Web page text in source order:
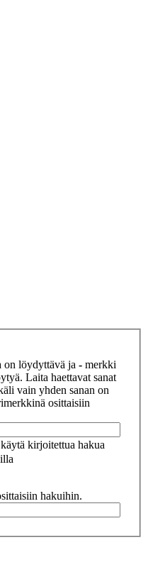
on löydyttävä ja - merkki
Laita haettavat sanat
vain yhden sanan on
osittaisiin
kirjoitettua hakua
hakuihin.